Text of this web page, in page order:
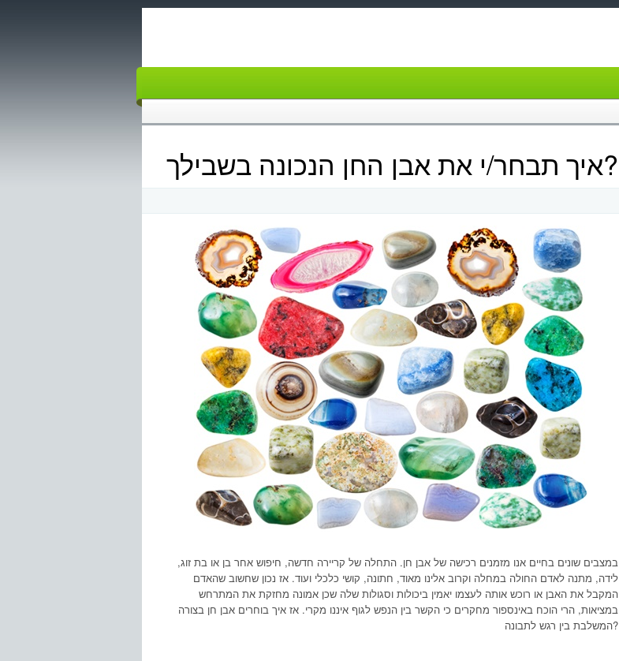
איך תבחר/י את אבן החן הנכונה בשבילך?
במצבים שונים בחיים אנו מזמנים רכישה של אבן חן. התחלה של קריירה חדשה, חיפוש אחר בן או בת זוג,
לידה, מתנה לאדם החולה במחלה וקרוב אלינו מאוד, חתונה, קושי כלכלי ועוד. אז נכון שחשוב שהאדם
המקבל את האבן או רוכש אותה לעצמו יאמין ביכולות וסגולות שלה שכן אמונה מחזקת את המתרחש
במציאות, הרי הוכח באינספור מחקרים כי הקשר בין הנפש לגוף איננו מקרי. אז איך בוחרים אבן חן בצורה
המשלבת בין רגש לתבונה?